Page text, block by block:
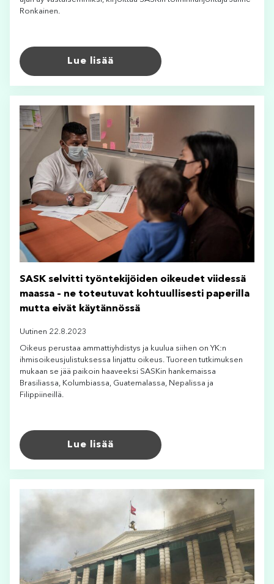
Ronkainen.
Lue lisää
SASK selvitti työntekijöiden oikeudet viidessä
maassa – ne toteutuvat kohtuullisesti paperilla
mutta eivät käytännössä
Uutinen 22.8.2023
Oikeus perustaa ammattiyhdistys ja kuulua siihen on YK:n
ihmisoikeusjulistuksessa linjattu oikeus. Tuoreen tutkimuksen
mukaan se jää paikoin haaveeksi SASKin hankemaissa
Brasiliassa, Kolumbiassa, Guatemalassa, Nepalissa ja
Filippiineillä.
Lue lisää